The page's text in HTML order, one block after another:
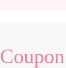
Coupon